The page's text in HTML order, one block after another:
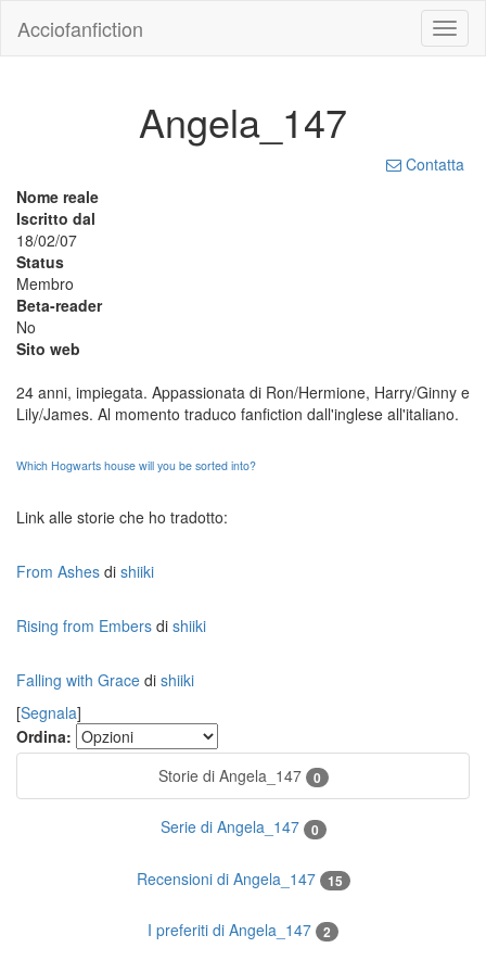
Acciofanfiction
Angela_147
Contatta
Nome reale
Iscritto dal
18/02/07
Status
Membro
Beta-reader
No
Sito web
24 anni, impiegata. Appassionata di Ron/Hermione, Harry/Ginny e
Lily/James. Al momento traduco fanfiction dall'inglese all'italiano.
Which Hogwarts house will you be sorted into?
Link alle storie che ho tradotto:
From Ashes di shiiki
Rising from Embers di shiiki
Falling with Grace di shiiki
[Segnala]
Ordina:
Storie di Angela_147
0
Serie di Angela_147 0
Recensioni di Angela_147 15
I preferiti di Angela_147 2